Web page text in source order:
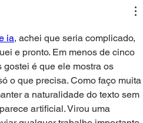
ia, achei que seria complicado,
e pronto. Em menos de cinco
gostei é que ele mostra os
o que precisa. Como faço muita
a naturalidade do texto sem
artificial. Virou uma